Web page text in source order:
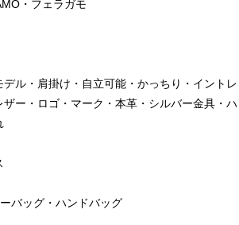
・フェラガモ
ル・肩掛け・自立可能・かっちり・イントレ
ー・ロゴ・マーク・本革・シルバー金具・ハ
バッグ・ハンドバッグ